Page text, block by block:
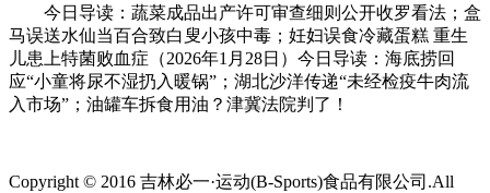
今日导读：蔬菜成品出产许可审查细则公开收罗看法；盒
马误送水仙当百合致白叟小孩中毒；妊妇误食冷藏蛋糕 重生
儿患上特菌败血症（2026年1月28日）今日导读：海底捞回
应“小童将尿不湿扔入暖锅”；湖北沙洋传递“未经检疫牛肉流
入市场”；油罐车拆食用油？津冀法院判了！
Copyright © 2016 吉林必一·运动(B-Sports)食品有限公司.All